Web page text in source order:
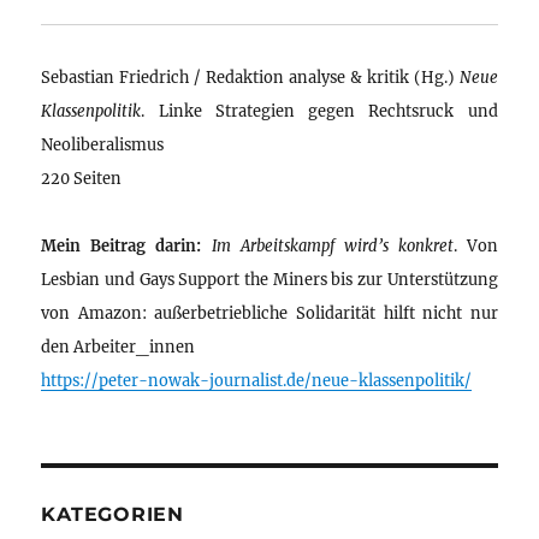
Sebastian Friedrich / Redaktion analyse & kritik (Hg.) Neue
Klassenpolitik. Linke Strategien gegen Rechtsruck und
Neoliberalismus
220 Seiten
Mein Beitrag darin: Im Arbeitskampf wird’s konkret. Von
Lesbian und Gays Support the Miners bis zur Unterstützung
von Amazon: außerbetriebliche Solidarität hilft nicht nur
den Arbeiter_innen
https://peter-nowak-journalist.de/neue-klassenpolitik/
KATEGORIEN